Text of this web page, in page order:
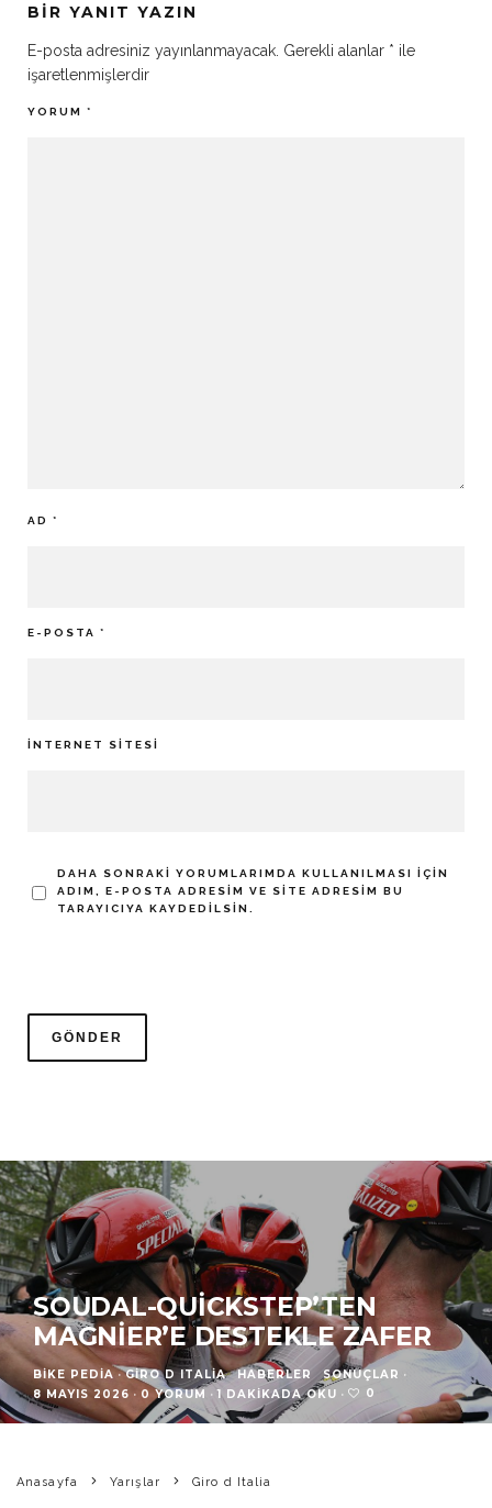
BIR YANIT YAZIN
E-posta adresiniz yayınlanmayacak. Gerekli alanlar * ile
işaretlenmişlerdir
YORUM *
AD *
E-POSTA *
İNTERNET SITESI
DAHA SONRAKI YORUMLARIMDA KULLANILMASI IÇIN
ADIM, E-POSTA ADRESIM VE SITE ADRESIM BU
TARAYICIYA KAYDEDILSIN.
SOUDAL-QUICKSTEP’TEN
MAGNIER’E DESTEKLE ZAFER
BIKE PEDIA · GIRO D ITALIA HABERLER SONUÇLAR ·
8 MAYIS 2026 · 0 YORUM · 1 DAKIKADA OKU · 0
Anasayfa Yarışlar Giro d Italia